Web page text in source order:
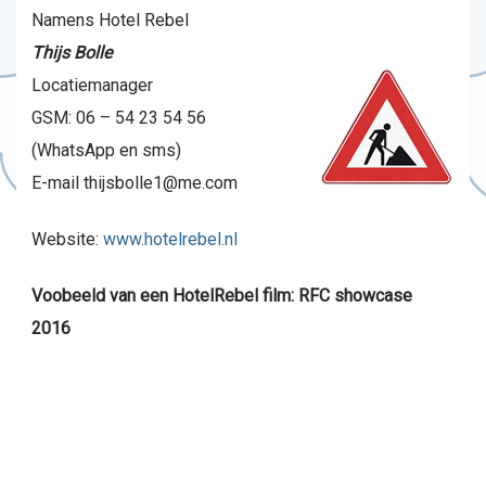
Namens Hotel Rebel
Thijs Bolle
Locatiemanager
GSM: 06 – 54 23 54 56
(WhatsApp en sms)
E-mail thijsbolle1@me.com
Website: www.hotelrebel.nl
Voobeeld van een HotelRebel film: RFC showcase
2016